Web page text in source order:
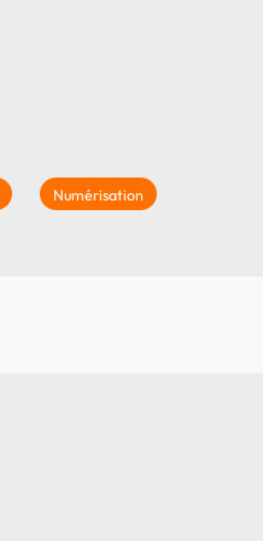
Numérisation